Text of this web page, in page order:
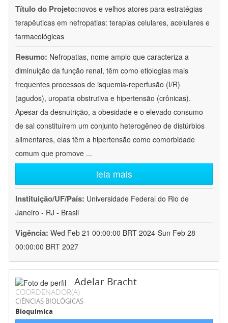
Título do Projeto:novos e velhos atores para estratégias
terapêuticas em nefropatias: terapias celulares, acelulares e
farmacológicas
Resumo: Nefropatias, nome amplo que caracteriza a
diminuição da função renal, têm como etiologias mais
frequentes processos de isquemia-reperfusão (I/R)
(agudos), uropatia obstrutiva e hipertensão (crônicas).
Apesar da desnutrição, a obesidade e o elevado consumo
de sal constituírem um conjunto heterogêneo de distúrbios
alimentares, elas têm a hipertensão como comorbidade
comum que promove ...
leia mais
Instituição/UF/País: Universidade Federal do Rio de
Janeiro - RJ - Brasil
Vigência: Wed Feb 21 00:00:00 BRT 2024-Sun Feb 28
00:00:00 BRT 2027
Adelar Bracht
COORDENADOR(A)
CIÊNCIAS BIOLÓGICAS
Bioquímica